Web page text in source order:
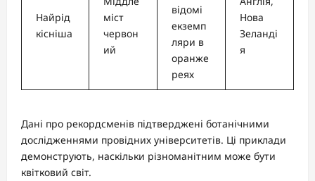
Найрід
кісніша
міст
червон
ий
відомі
екземп
ляри в
оранже
реях
Нова
Зеланді
я
Дані про рекордсменів підтверджені ботанічними
дослідженнями провідних університетів. Ці приклади
демонструють, наскільки різноманітним може бути
квітковий світ.